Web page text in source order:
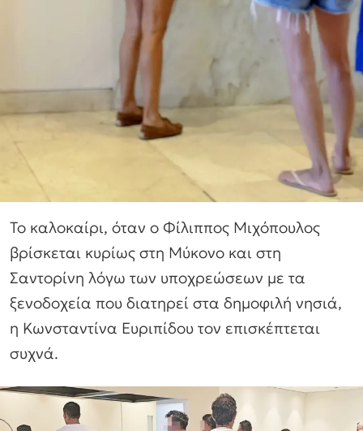
Το καλοκαίρι, όταν ο Φίλιππος Μιχόπουλος
βρίσκεται κυρίως στη Μύκονο και στη
Σαντορίνη λόγω των υποχρεώσεων με τα
ξενοδοχεία που διατηρεί στα δημοφιλή νησιά,
η Κωνσταντίνα Ευριπίδου τον επισκέπτεται
συχνά.